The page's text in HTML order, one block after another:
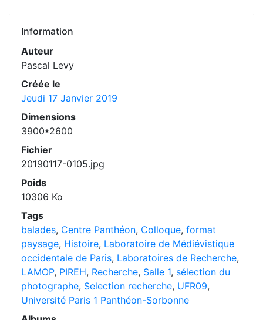
Information
Auteur
Pascal Levy
Créée le
Jeudi 17 Janvier 2019
Dimensions
3900*2600
Fichier
20190117-0105.jpg
Poids
10306 Ko
Tags
balades, Centre Panthéon, Colloque, format
paysage, Histoire, Laboratoire de Médiévistique
occidentale de Paris, Laboratoires de Recherche,
LAMOP, PIREH, Recherche, Salle 1, sélection du
photographe, Selection recherche, UFR09,
Université Paris 1 Panthéon-Sorbonne